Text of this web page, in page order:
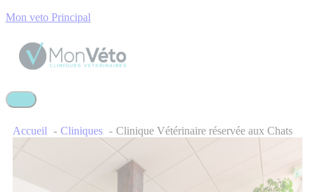
Mon veto Principal
Accueil Cliniques Clinique Vétérinaire réservée aux Chats